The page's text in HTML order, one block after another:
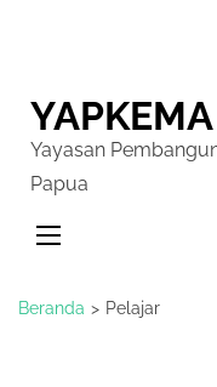
YAPKEMA
Yayasan
Papua
Beranda > Pelajar